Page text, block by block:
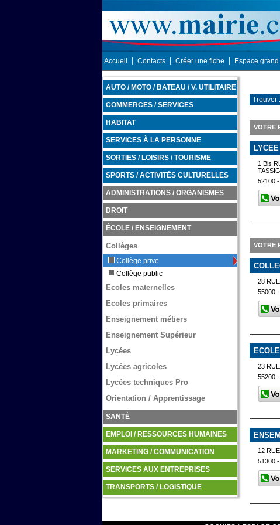
Accueil Contacts Créer une fiche Espace
AUTO / MOTO / BATEAU / V. UTILITAIRE
COMMERCES / SERVICES
HABITAT
SERVICES À LA PERSONNE
SORTIES / LOISIRS / TOURISME
SPORTS / ACTIVITÉS CULTURELLES
ADMINISTRATIONS / ORGANISMES
DROIT
ÉCOLE / ENSEIGNEMENT
Collèges
Collège prive
Collège public
Ecoles maternelles
Ecoles primaires
Enseignement métiers
Enseignement Supérieur
Lycées
Lycées agricoles
Lycées techniques Pro
Orientation / Apprentissage
SANTÉ
EMPLOI / RESSOURCES HUMAINES
MARKETING / COMMUNICATION
SERVICES AUX ENTREPRISES
TRANSPORTS / LOGISTIQUE
Trouver
VOTRE
1 Bis
52100
VOTRE
28
55000
23
55200
12
51300